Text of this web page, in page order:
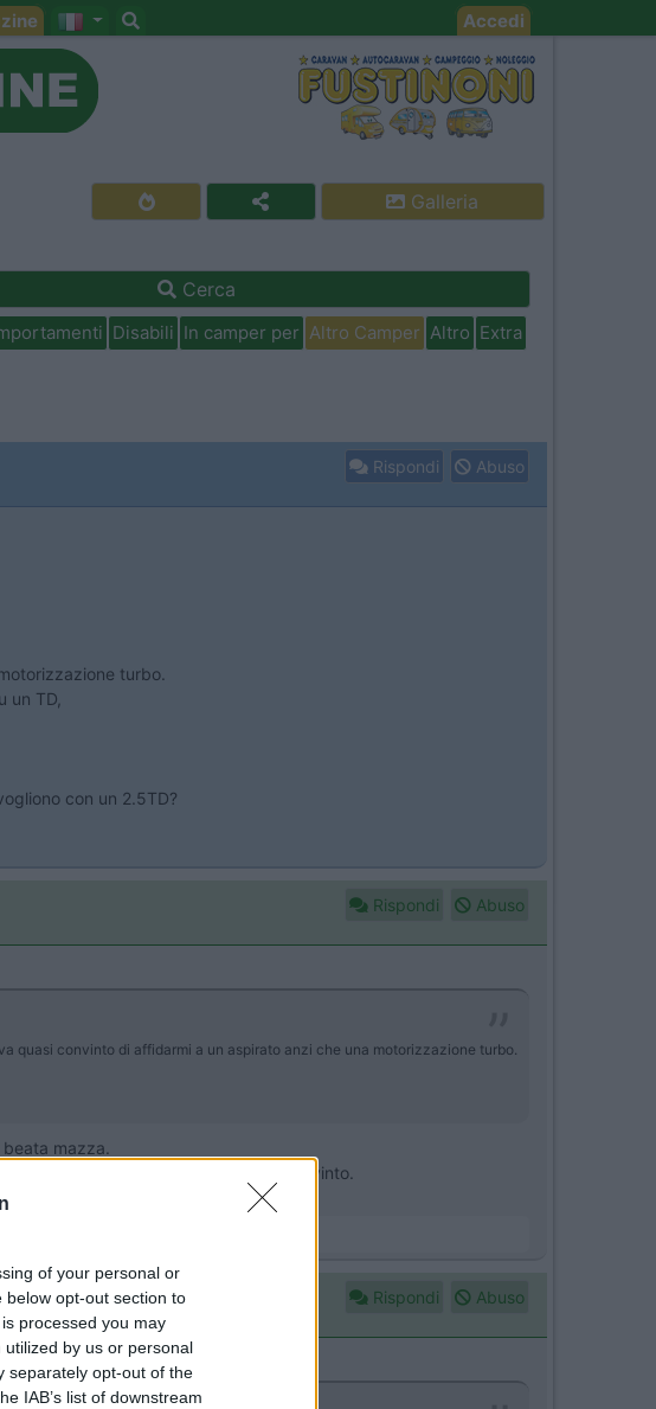
of your personal or
opt-out section to
processed you may
by us or personal
separately opt-out of the
IAB’s list of downstream
Accedi
Galleria
Cerca
Disabili In camper per Altro Camper Altro Extra
Rispondi Abuso
turbo.
un TD,
con un 2.5TD?
Rispondi Abuso
quasi convinto di affidarmi a un aspirato anzi che una motorizzazione turbo.
mazza.
e chi ascolta può anche rimanere convinto.
Rispondi Abuso